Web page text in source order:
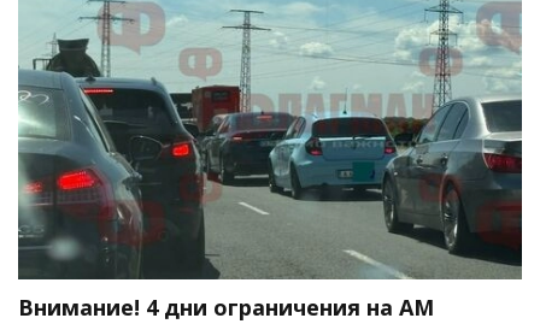
Внимание! 4 дни ограничения на АМ